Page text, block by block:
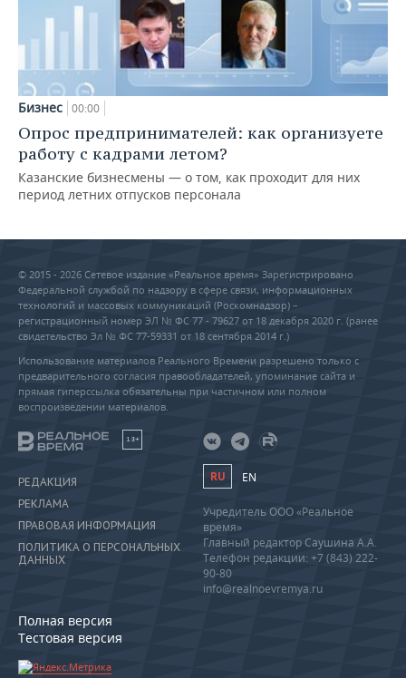
Бизнес 00:00
Опрос предпринимателей: как организуете
работу с кадрами летом?
Казанские бизнесмены — о том, как проходит для них
период летних отпусков персонала
© 2015 - 2026 Сетевое издание «Реальное время» Зарегистрировано
Федеральной службой по надзору в сфере связи, информационных
технологий и массовых коммуникаций (Роскомнадзор) –
регистрационный номер ЭЛ № ФС 77 - 79627 от 18 декабря 2020 г. (ранее
свидетельство Эл № ФС 77-59331 от 18 сентября 2014 г.)
Использование материалов Реального Времени разрешено только с
предварительного согласия правообладателей, упоминание сайта и
прямая гиперссылка обязательны при частичном или полном
воспроизведении материалов.
18+
РЕДАКЦИЯ
РЕКЛАМА
ПРАВОВАЯ ИНФОРМАЦИЯ
ПОЛИТИКА О ПЕРСОНАЛЬНЫХ
ДАННЫХ
Полная версия
Тестовая версия
RU EN
Учредитель ООО «Реальное
время»
Главный редактор Саушина А.А.
Телефон редакции: +7 (843) 222-
90-80
info@realnoevremya.ru